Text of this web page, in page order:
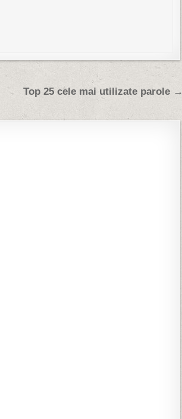
Top 25 cele mai utilizate parole →